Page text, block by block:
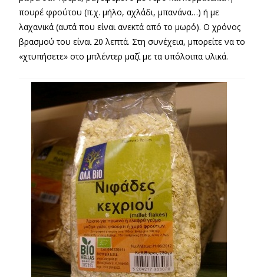
πουρέ φρούτου (π.χ. μήλο, αχλάδι, μπανάνα…) ή με
λαχανικά (αυτά που είναι ανεκτά από το μωρό). Ο χρόνος
βρασμού του είναι 20 λεπτά. Στη συνέχεια, μπορείτε να το
«χτυπήσετε» στο μπλέντερ μαζί με τα υπόλοιπα υλικά.